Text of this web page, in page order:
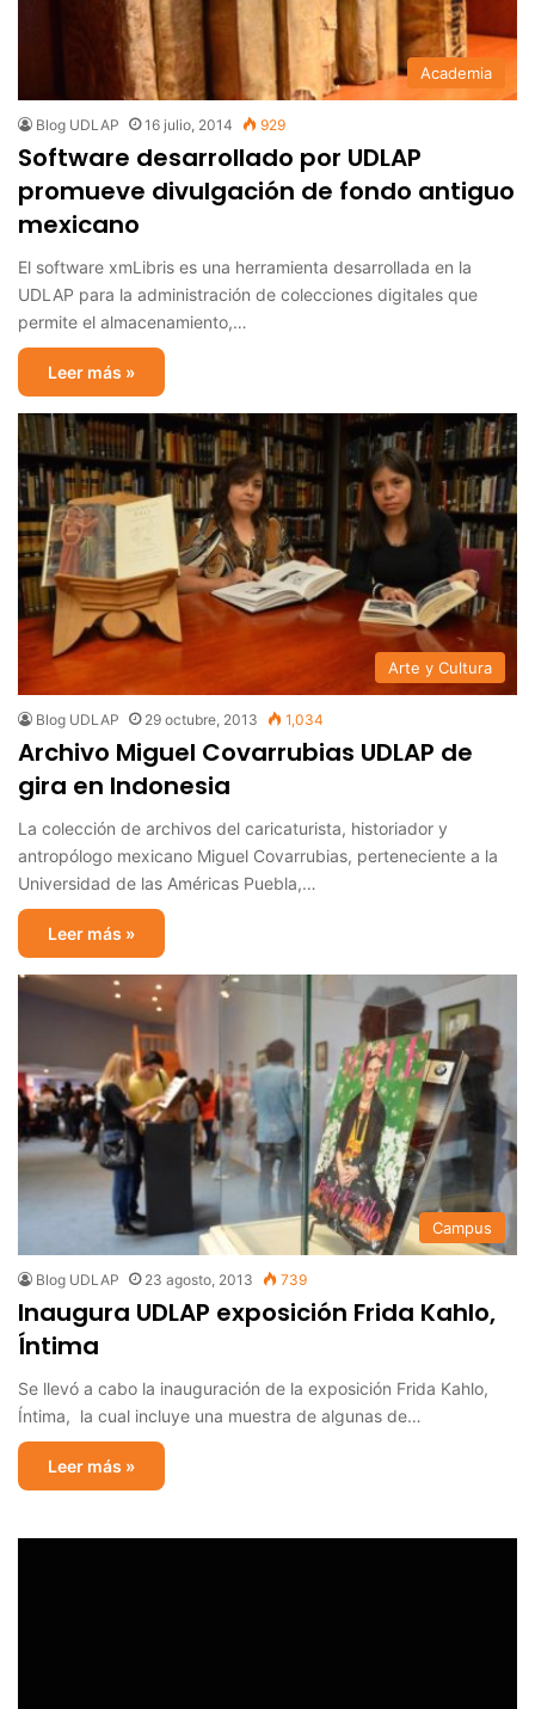
Academia
Blog UDLAP 16 julio, 2014 929
Software desarrollado por UDLAP
promueve divulgación de fondo antiguo
mexicano
El software xmLibris es una herramienta desarrollada en la
UDLAP para la administración de colecciones digitales que
permite el almacenamiento,…
Leer más »
Arte y Cultura
Blog UDLAP 29 octubre, 2013 1,034
Archivo Miguel Covarrubias UDLAP de
gira en Indonesia
La colección de archivos del caricaturista, historiador y
antropólogo mexicano Miguel Covarrubias, perteneciente a la
Universidad de las Américas Puebla,…
Leer más »
Campus
Blog UDLAP 23 agosto, 2013 739
Inaugura UDLAP exposición Frida Kahlo,
Íntima
Se llevó a cabo la inauguración de la exposición Frida Kahlo,
Íntima, la cual incluye una muestra de algunas de…
Leer más »